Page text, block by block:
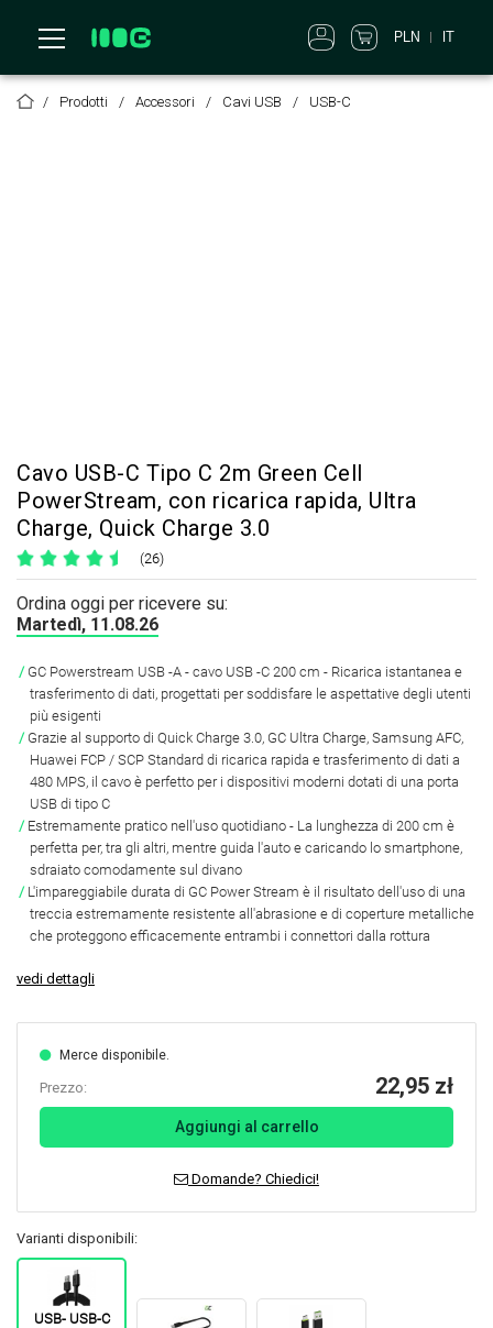
PLN IT
Prodotti Accessori Cavi USB USB-C
Cavo USB-C Tipo C 2m Green Cell
PowerStream, con ricarica rapida, Ultra
Charge, Quick Charge 3.0
(26)
Ordina oggi per ricevere su:
Martedì, 11.08.26
GC Powerstream USB -A - cavo USB -C 200 cm - Ricarica istantanea e
trasferimento di dati, progettati per soddisfare le aspettative degli utenti
più esigenti
Grazie al supporto di Quick Charge 3.0, GC Ultra Charge, Samsung AFC,
Huawei FCP / SCP Standard di ricarica rapida e trasferimento di dati a
480 MPS, il cavo è perfetto per i dispositivi moderni dotati di una porta
USB di tipo C
Estremamente pratico nell'uso quotidiano - La lunghezza di 200 cm è
perfetta per, tra gli altri, mentre guida l'auto e caricando lo smartphone,
sdraiato comodamente sul divano
L'impareggiabile durata di GC Power Stream è il risultato dell'uso di una
treccia estremamente resistente all'abrasione e di coperture metalliche
che proteggono efficacemente entrambi i connettori dalla rottura
vedi dettagli
Merce disponibile.
Prezzo: 22,95 zł
Aggiungi al carrello
Domande? Chiedici!
Varianti disponibili:
USB- USB-C